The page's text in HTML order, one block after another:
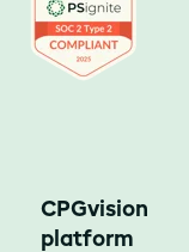
CPGvision
platform